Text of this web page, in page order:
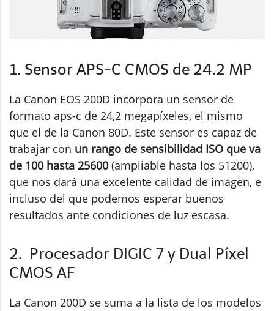
1. Sensor APS-C CMOS de 24.2 MP
La Canon EOS 200D incorpora un sensor de
formato aps-c de 24,2 megapíxeles, el mismo
que el de la Canon 80D. Este sensor es capaz de
trabajar con un rango de sensibilidad ISO que va
de 100 hasta 25600(ampliable hasta los 51200),
que nos dará una excelente calidad de imagen, e
incluso del que podemos esperar buenos
resultados ante condiciones de luz escasa.
2. Procesador DIGIC 7 y Dual Píxel
CMOS AF
La Canon 200D se suma a la lista de los modelos